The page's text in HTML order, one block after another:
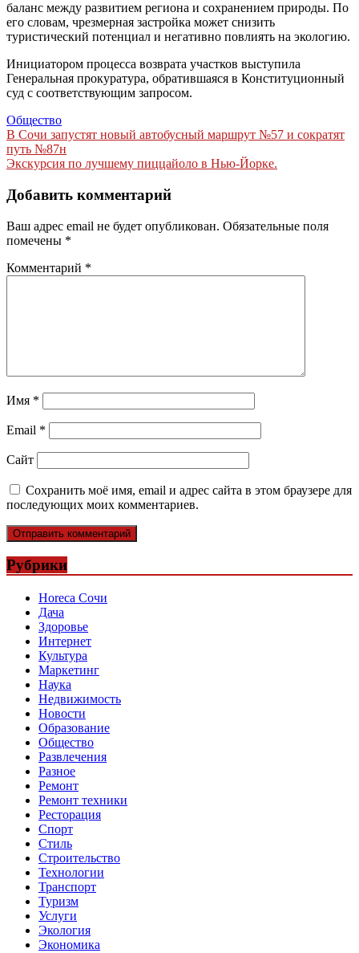
баланс между развитием региона и сохранением природы. По
его словам, чрезмерная застройка может снизить
туристический потенциал и негативно повлиять на экологию.
Инициатором процесса возврата участков выступила
Генеральная прокуратура, обратившаяся в Конституционный
суд с соответствующим запросом.
Общество
Навигация
по
В Сочи запустят новый автобусный маршрут №57 и сократят
путь №87н
Экскурсия по лучшему пиццайоло в Нью-Йорке.
Добавить комментарий
Ваш адрес email не будет опубликован. Обязательные поля
помечены *
Комментарий *
Имя *
Email *
Сайт
Сохранить моё имя, email и адрес сайта в этом браузере для
последующих моих комментариев.
Рубрики
Horeca Сочи
Дача
Здоровье
Интернет
Культура
Маркетинг
Наука
Недвижимость
Новости
Образование
Общество
Развлечения
Разное
Ремонт
Ремонт техники
Ресторация
Спорт
Стиль
Строительство
Технологии
Транспорт
Туризм
Услуги
Экология
Экономика